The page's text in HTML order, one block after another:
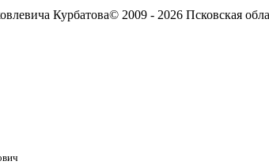
Курбатова© 2009 - 2026 Псковская